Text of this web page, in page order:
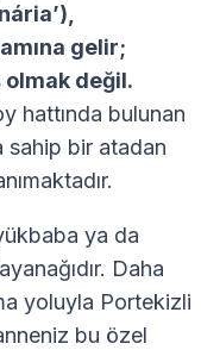
gelir;
olmak değil.
hattında bulunan
sahip bir atadan
ya da
Daha
yoluyla Portekizli
bu özel